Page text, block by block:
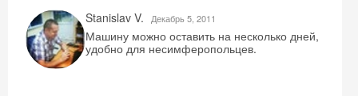
Stanislav V.
Декабрь 5, 2011
Машину можно оставить на несколько дней,
удобно для несимферопольцев.